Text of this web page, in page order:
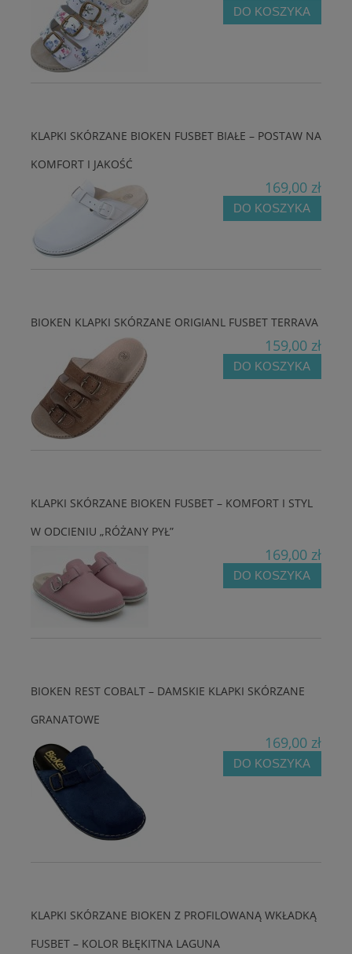
DO KOSZYKA
KLAPKI SKÓRZANE BIOKEN FUSBET BIAŁE – POSTAW NA
KOMFORT I JAKOŚĆ
169,00 zł
DO KOSZYKA
BIOKEN KLAPKI SKÓRZANE ORIGIANL FUSBET TERRAVA
159,00 zł
DO KOSZYKA
KLAPKI SKÓRZANE BIOKEN FUSBET – KOMFORT I STYL
W ODCIENIU „RÓŻANY PYŁ”
169,00 zł
DO KOSZYKA
BIOKEN REST COBALT – DAMSKIE KLAPKI SKÓRZANE
GRANATOWE
169,00 zł
DO KOSZYKA
KLAPKI SKÓRZANE BIOKEN Z PROFILOWANĄ WKŁADKĄ
FUSBET – KOLOR BŁĘKITNA LAGUNA